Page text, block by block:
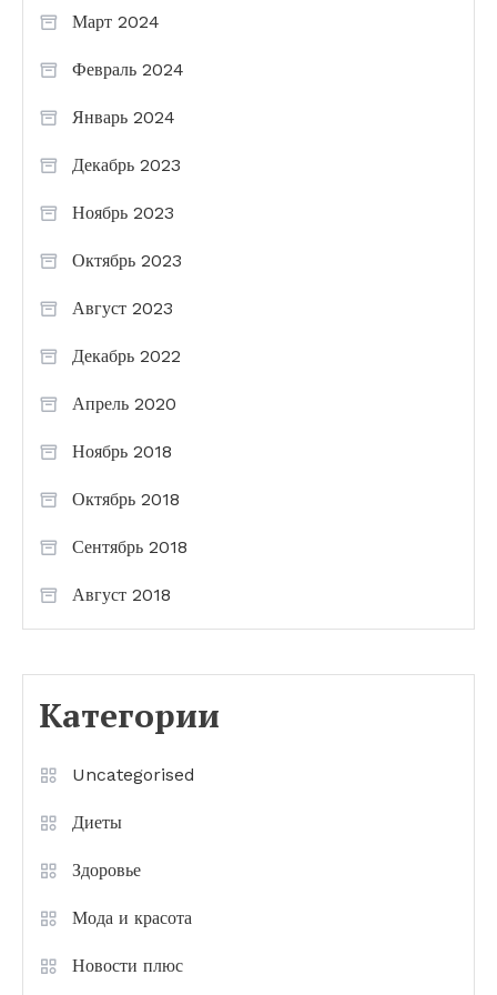
Март 2024
Февраль 2024
Январь 2024
Декабрь 2023
Ноябрь 2023
Октябрь 2023
Август 2023
Декабрь 2022
Апрель 2020
Ноябрь 2018
Октябрь 2018
Сентябрь 2018
Август 2018
Категории
Uncategorised
Диеты
Здоровье
Мода и красота
Новости плюс